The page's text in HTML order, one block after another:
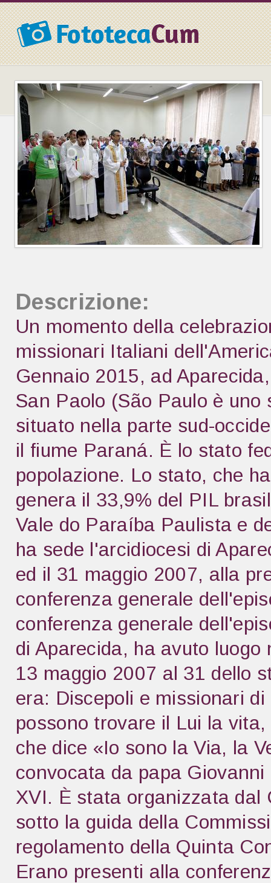
Descrizione:
Un momento della
missionari Italiani
Gennaio 2015, ad
San Paolo (São Paulo è
situato nella parte sud-
il fiume Paraná. È lo stato
popolazione. Lo stato, che
genera il 33,9% del PIL
Vale do Paraíba Paulista e
ha sede l'arcidiocesi di
ed il 31 maggio 2007, alla
conferenza generale
conferenza generale
di Aparecida, ha avuto
13 maggio 2007 al 31 dello
era: Discepoli e missionari
possono trovare il Lui la
che dice «Io sono la Via, la
convocata da papa
XVI. È stata organizzata dal
sotto la guida della
regolamento della Quinta
Erano presenti alla